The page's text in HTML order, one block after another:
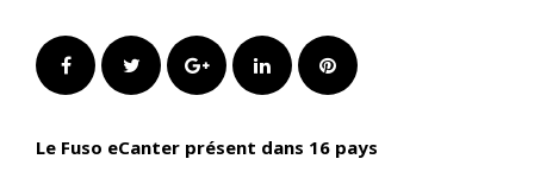
FacebookTwitter Google+LinkedInPinterest
Le Fuso eCanter présent dans 16 pays